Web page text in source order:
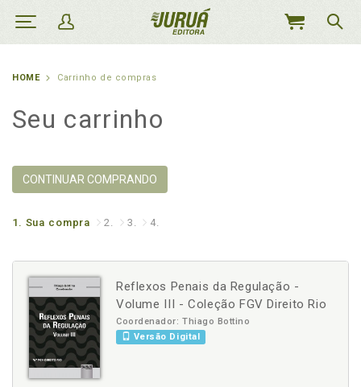
MEU
HOME Carrinho de compras
Seu carrinho
CONTINUAR COMPRANDO
1. Sua compra 2. 3. 4.
Reflexos Penais da Regulação -
Volume III - Coleção FGV Direito Rio
Coordenador: Thiago Bottino
Versão Digital